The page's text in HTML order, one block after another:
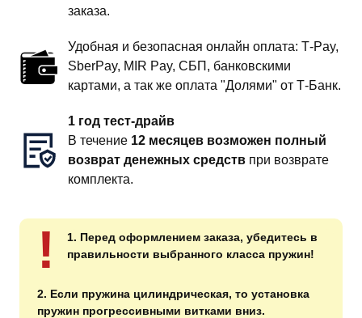
заказа.
Удобная и безопасная онлайн оплата: T‑Pay,
SberPay, MIR Pay, СБП, банковскими
картами, а так же оплата "Долями" от Т-Банк.
1 год тест-драйв
В течение 12 месяцев возможен полный
возврат денежных средств при возврате
комплекта.
!
1. Перед оформлением заказа, убедитесь в
правильности выбранного класса пружин!
2. Если пружина цилиндрическая, то установка
пружин прогрессивными витками вниз.